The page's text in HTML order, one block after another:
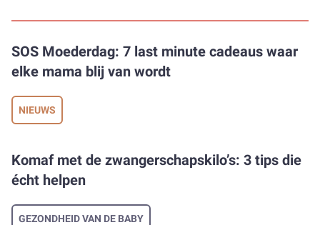
SOS Moederdag: 7 last minute cadeaus waar
elke mama blij van wordt
NIEUWS
Komaf met de zwangerschapskilo’s: 3 tips die
écht helpen
GEZONDHEID VAN DE BABY